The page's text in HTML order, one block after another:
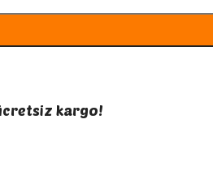
kargo!